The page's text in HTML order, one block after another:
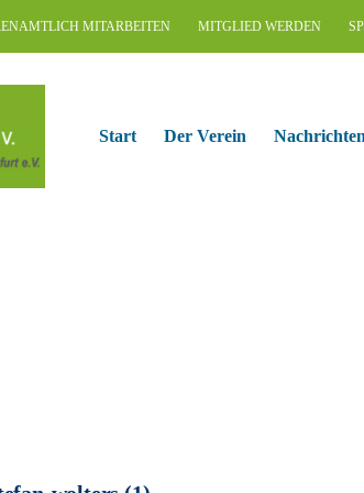
MITARBEITEN MITGLIED WERDEN
Start Der Verein Nachrichten